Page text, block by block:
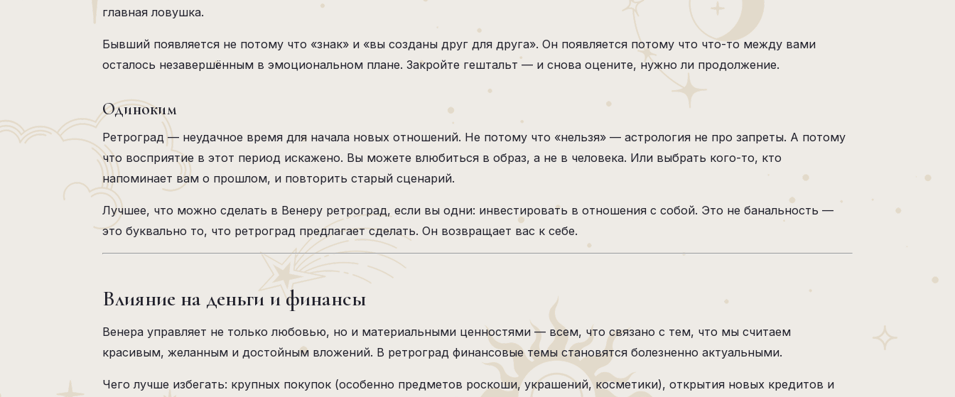
главная ловушка.
Бывший появляется не потому что «знак» и «вы созданы друг для друга». Он появляется потому что что-то между вами
осталось незавершённым в эмоциональном плане. Закройте гештальт — и снова оцените, нужно ли продолжение.
Одиноким
Ретроград — неудачное время для начала новых отношений. Не потому что «нельзя» — астрология не про запреты. А потому
что восприятие в этот период искажено. Вы можете влюбиться в образ, а не в человека. Или выбрать кого-то, кто
напоминает вам о прошлом, и повторить старый сценарий.
Лучшее, что можно сделать в Венеру ретроград, если вы одни: инвестировать в отношения с собой. Это не банальность —
это буквально то, что ретроград предлагает сделать. Он возвращает вас к себе.
Влияние на деньги и финансы
Венера управляет не только любовью, но и материальными ценностями — всем, что связано с тем, что мы считаем
красивым, желанным и достойным вложений. В ретроград финансовые темы становятся болезненно актуальными.
Чего лучше избегать: крупных покупок (особенно предметов роскоши, украшений, косметики), открытия новых кредитов и